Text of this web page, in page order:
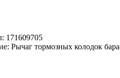
171609705
Рычаг тормозных колодок